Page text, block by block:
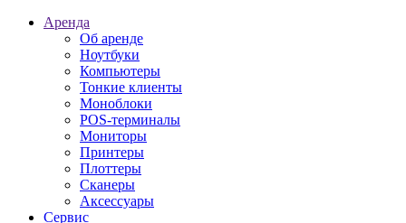
Аренда
Об аренде
Ноутбуки
Компьютеры
Тонкие клиенты
Моноблоки
POS-терминалы
Мониторы
Принтеры
Плоттеры
Сканеры
Аксессуары
Сервис